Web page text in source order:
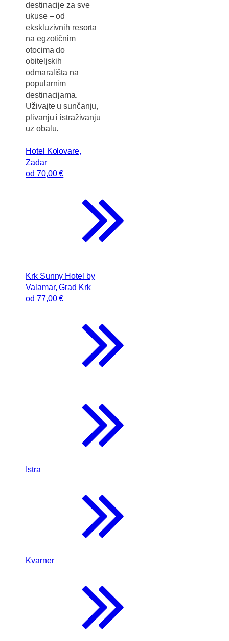
destinacije za sve
ukuse – od
ekskluzivnih resorta
na egzotičnim
otocima do
obiteljskih
odmarališta na
popularnim
destinacijama.
Uživajte u sunčanju,
plivanju i istraživanju
uz obalu.
Hotel Kolovare,
Zadar
od 70,00 €
Krk Sunny Hotel by
Valamar, Grad Krk
od 77,00 €
Istra
Kvarner